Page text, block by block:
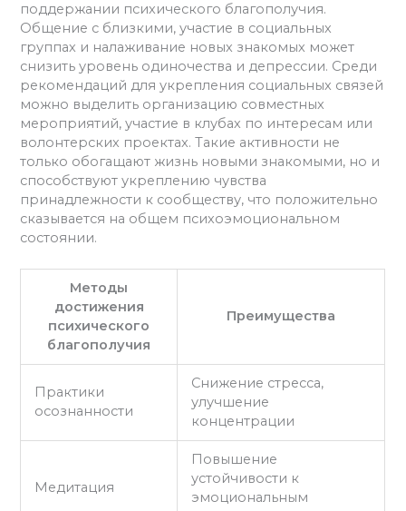
поддержании психического благополучия.
Общение с близкими, участие в социальных
группах и налаживание новых знакомых может
снизить уровень одиночества и депрессии. Среди
рекомендаций для укрепления социальных связей
можно выделить организацию совместных
мероприятий, участие в клубах по интересам или
волонтерских проектах. Такие активности не
только обогащают жизнь новыми знакомыми, но и
способствуют укреплению чувства
принадлежности к сообществу, что положительно
сказывается на общем психоэмоциональном
состоянии.
Методы
достижения
психического
благополучия
Преимущества
Практики
осознанности
Снижение стресса,
улучшение
концентрации
Медитация
Повышение
устойчивости к
эмоциональным